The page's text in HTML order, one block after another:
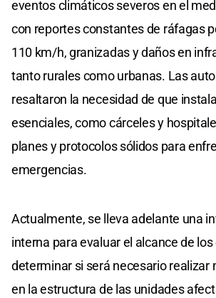
eventos climáticos severos en el
con reportes constantes de ráfagas
110 km/h, granizadas y daños en
tanto rurales como urbanas. Las
resaltaron la necesidad de que
esenciales, como cárceles y
planes y protocolos sólidos para
emergencias.
Actualmente, se lleva adelante una
interna para evaluar el alcance de
determinar si será necesario realizar
en la estructura de las unidades